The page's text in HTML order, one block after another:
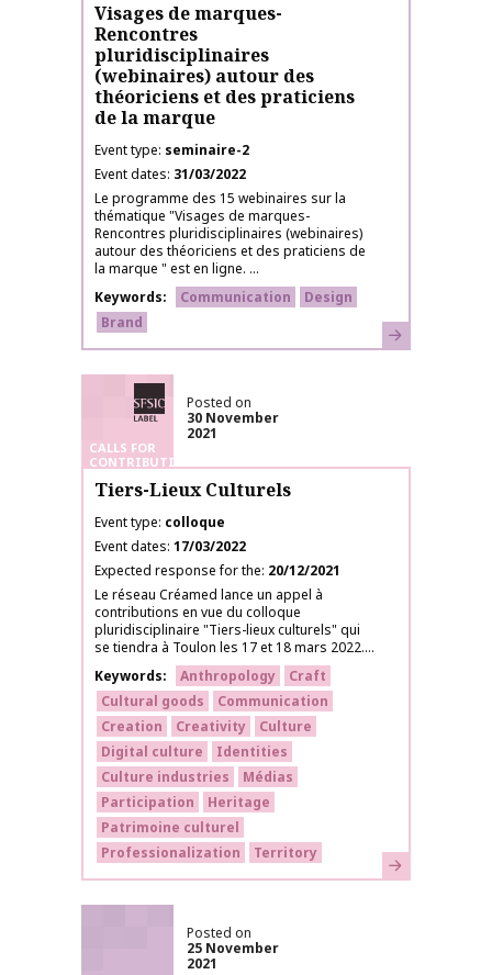
Visages de marques-
Rencontres
pluridisciplinaires
(webinaires) autour des
théoriciens et des praticiens
de la marque
Event type seminaire-2
Event dates 31/03/2022
Le programme des 15 webinaires sur la
thématique "Visages de marques-
Rencontres pluridisciplinaires (webinaires)
autour des théoriciens et des praticiens de
la marque " est en ligne. ...
Keywords
Communication
Design
Brand
Learn more
SFSIC labelled
CALLS FOR
CONTRIBUTIONS
Posted on
30 November
2021
Tiers-Lieux Culturels
Event type colloque
Event dates 17/03/2022
Expected response for the 20/12/2021
Le réseau Créamed lance un appel à
contributions en vue du colloque
pluridisciplinaire "Tiers-lieux culturels" qui
se tiendra à Toulon les 17 et 18 mars 2022....
Keywords
Anthropology
Craft
Cultural goods
Communication
Creation
Creativity
Culture
Digital culture
Identities
Culture industries
Médias
Participation
Heritage
Patrimoine culturel
Professionalization
Territory Learn more
Posted on
25 November
2021